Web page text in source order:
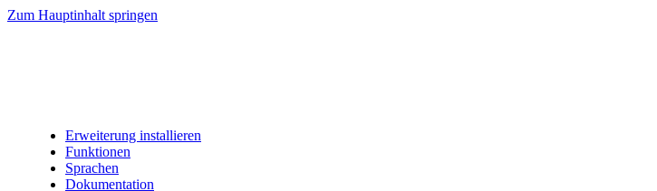
Zum Hauptinhalt springen
Erweiterung installieren
Funktionen
Sprachen
Dokumentation